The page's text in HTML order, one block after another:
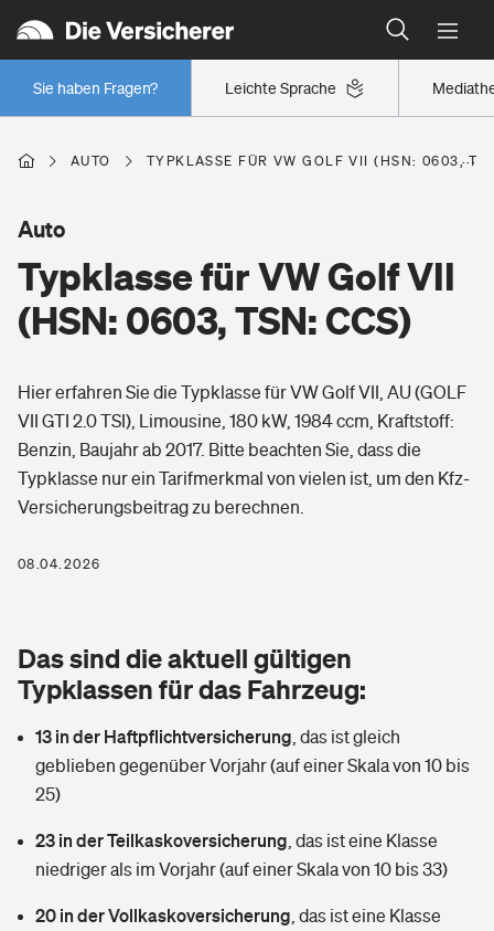
Leichte Sprache
Sie haben Fragen?
Wer versichert was: Jetzt Versicherer finden
Regionalklassen: So ist Ihre Region eingestuft
Wer versichert was: Jetzt Versicherer finden
Berufsunfähigkeitsversicherung
Erwerbsunfähigkeitsversicherung
Grundfähigkeitsversicherung
Arbeitsrechtsschutz
Berufshaftpflichtversicherung
Zur Übersicht
Tools
Wer versichert was: Jetzt Versicherer finden
Sie haben Fragen?
Wohnen
Elementarversicherung
Glasversicherung
Mietkautionsversicherung
Restkreditversicherung
Freizeit
Pri­vate Haft­pflicht­
Kinderunfall­ver­si­che­rung
Kinderinvalidität
Hundehalter-Haftpflicht
Gesundheit
Private Krankenversicherung
Dread-Disease-Versicherung
Tierkrankenversicherung
Zur Übersicht
Tools
AUTO TYPKLASSE FÜR VW GOLF VII (HSN: 0603,
Typklasse für VW Golf VII
(HSN: 0603, TSN: CCS)
Auto
Hier erfahren Sie die Typklasse für VW Golf VII, AU (GOLF
VII GTI 2.0 TSI), Limousine, 180 kW, 1984 ccm, Kraftstoff:
Benzin, Baujahr ab 2017. Bitte beachten Sie, dass die
Typklasse nur ein Tarifmerkmal von vielen ist, um den Kfz-
Versicherungsbeitrag zu berechnen.
08.04.2026
Das sind die aktuell gültigen
Typklassen für das Fahrzeug:
13 in der Haftpflichtversicherung das ist gleich
geblieben gegenüber Vorjahr (auf einer Skala von 10 bis
25)
23 in der Teilkaskoversicherung das ist eine Klasse
niedriger als im Vorjahr (auf einer Skala von 10 bis 33)
20 in der Vollkaskoversicherung das ist eine Klasse